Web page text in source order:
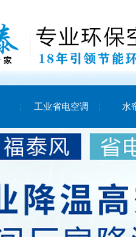
工业省电空调 水